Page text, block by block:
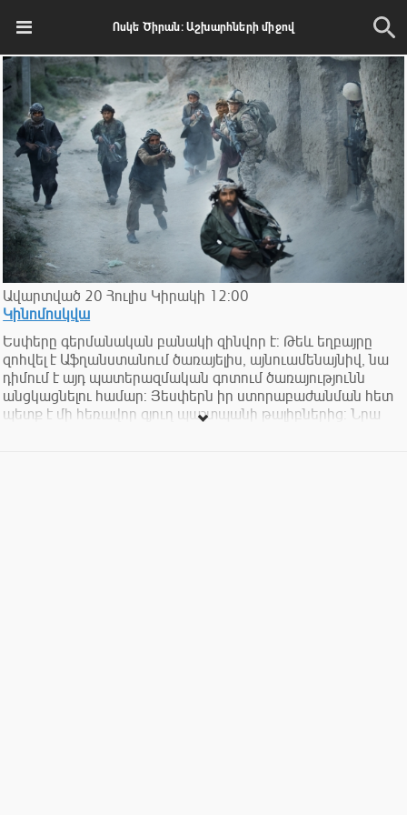
Ոսկե Ծիրան: Աշխարհների միջով
Ավարտված 20 Հուլիս Կիրակի 12:00
Կինոմոսկվա
Եսփերը գերմանական բանակի զինվոր է: Թեև եղբայրը
զոհվել է Աֆղանստանում ծառայելիս, այնուամենայնիվ, նա
դիմում է այդ պատերազմական գոտում ծառայությունն
անցկացնելու համար: Յեսփերն իր ստորաբաժանման հետ
պետք է մի հեռավոր գյուղ պաշտպանի թալիբներից: Նրա